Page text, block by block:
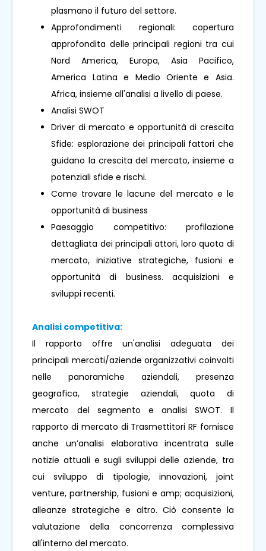
plasmano il futuro del settore.
Approfondimenti regionali: copertura
approfondita delle principali regioni tra cui
Nord America, Europa, Asia Pacifico,
America Latina e Medio Oriente e Asia.
Africa, insieme all'analisi a livello di paese.
Analisi SWOT
Driver di mercato e opportunità di crescita
Sfide: esplorazione dei principali fattori che
guidano la crescita del mercato, insieme a
potenziali sfide e rischi.
Come trovare le lacune del mercato e le
opportunità di business
Paesaggio competitivo: profilazione
dettagliata dei principali attori, loro quota di
mercato, iniziative strategiche, fusioni e
opportunità di business. acquisizioni e
sviluppi recenti.
Analisi competitiva:
Il rapporto offre un'analisi adeguata dei
principali mercati/aziende organizzativi coinvolti
nelle panoramiche aziendali, presenza
geografica, strategie aziendali, quota di
mercato del segmento e analisi SWOT. Il
rapporto di mercato di Trasmettitori RF fornisce
anche un’analisi elaborativa incentrata sulle
notizie attuali e sugli sviluppi delle aziende, tra
cui sviluppo di tipologie, innovazioni, joint
venture, partnership, fusioni e amp; acquisizioni,
alleanze strategiche e altro. Ciò consente la
valutazione della concorrenza complessiva
all'interno del mercato.